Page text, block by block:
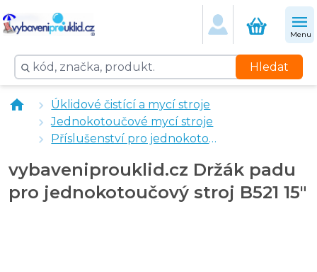
Menu
Hledat
vybaveniprouklid.cz Sací motor pro mycí stroj B521
vybaveniprouklid.cz Držák padu pro jednokotoučový
Úklidové čistící a mycí stroje
Jednokotoučové mycí stroje
Příslušenství pro jednokotoučové mycí stroje
vybaveniprouklid.cz Držák padu
pro jednokotoučový stroj B521 15"